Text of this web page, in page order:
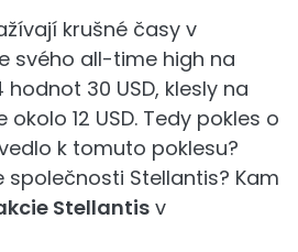
krušné časy v
svého all-time high na
30 USD, klesly na
12 USD. Tedy pokles o
k tomuto poklesu?
společnosti Stellantis? Kam
Stellantis v